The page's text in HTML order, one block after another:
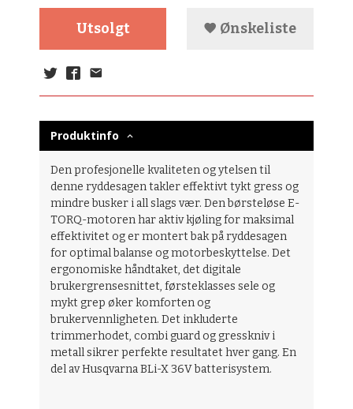
Utsolgt Ønskeliste
Produktinfo
Den profesjonelle kvaliteten og ytelsen til
denne ryddesagen takler effektivt tykt gress og
mindre busker i all slags vær. Den børsteløse E-
TORQ-motoren har aktiv kjøling for maksimal
effektivitet og er montert bak på ryddesagen
for optimal balanse og motorbeskyttelse. Det
ergonomiske håndtaket, det digitale
brukergrensesnittet, førsteklasses sele og
mykt grep øker komforten og
brukervennligheten. Det inkluderte
trimmerhodet, combi guard og gresskniv i
metall sikrer perfekte resultatet hver gang. En
del av Husqvarna BLi-X 36V batterisystem.